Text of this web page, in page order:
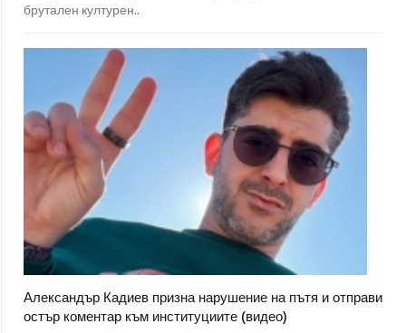
брутален културен..
Александър Кадиев призна нарушение на пътя и отправи
остър коментар към институциите (видео)